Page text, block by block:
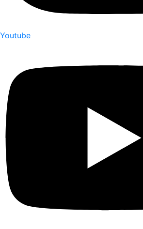
Youtube